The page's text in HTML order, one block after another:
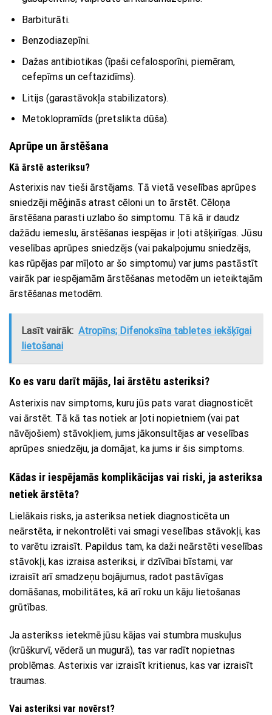
Barbiturāti.
Benzodiazepīni.
Dažas antibiotikas (īpaši cefalosporīni, piemēram,
cefepīms un ceftazidīms).
Litijs (garastāvokļa stabilizators).
Metoklopramīds (pretslikta dūša).
Aprūpe un ārstēšana
Kā ārstē asteriksu?
Asterixis nav tieši ārstējams. Tā vietā veselības aprūpes
sniedzēji mēģinās atrast cēloni un to ārstēt. Cēloņa
ārstēšana parasti uzlabo šo simptomu. Tā kā ir daudz
dažādu iemeslu, ārstēšanas iespējas ir ļoti atšķirīgas. Jūsu
veselības aprūpes sniedzējs (vai pakalpojumu sniedzējs,
kas rūpējas par mīļoto ar šo simptomu) var jums pastāstīt
vairāk par iespējamām ārstēšanas metodēm un ieteiktajām
ārstēšanas metodēm.
Lasīt vairāk: Atropīns; Difenoksīna tabletes iekšķīgai
lietošanai
Ko es varu darīt mājās, lai ārstētu asteriksi?
Asterixis nav simptoms, kuru jūs pats varat diagnosticēt
vai ārstēt. Tā kā tas notiek ar ļoti nopietniem (vai pat
nāvējošiem) stāvokļiem, jums jākonsultējas ar veselības
aprūpes sniedzēju, ja domājat, ka jums ir šis simptoms.
Kādas ir iespējamās komplikācijas vai riski, ja asteriksa
netiek ārstēta?
Lielākais risks, ja asteriksa netiek diagnosticēta un
neārstēta, ir nekontrolēti vai smagi veselības stāvokļi, kas
to varētu izraisīt. Papildus tam, ka daži neārstēti veselības
stāvokļi, kas izraisa asteriksi, ir dzīvībai bīstami, var
izraisīt arī smadzeņu bojājumus, radot pastāvīgas
domāšanas, mobilitātes, kā arī roku un kāju lietošanas
grūtības.
Ja asterikss ietekmē jūsu kājas vai stumbra muskuļus
(krūškurvī, vēderā un mugurā), tas var radīt nopietnas
problēmas. Asterixis var izraisīt kritienus, kas var izraisīt
traumas.
Vai asteriksi var novērst?